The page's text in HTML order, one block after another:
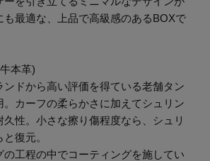
inthe Loop
も最適な、上品で高級感のあるBOXで
本革)
ンドから高い評価を得ている老舗タン
。カーフの柔らかさに加えてシュリン
久性。小さな擦り傷程度なら、シュリ
復元。
の工程の中でコーティングを施してい